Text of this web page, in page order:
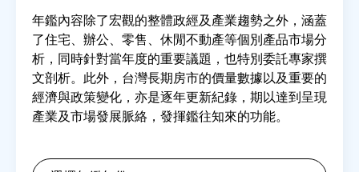
研究獎勵
房地產年鑑
電子報
年鑑內容除了宏觀的整體政經及產業趨勢之外，涵蓋
了住宅、辦公、零售、休閒不動產等個別產品市場分
析，同時針對當年度的重要議題，也特別委託專家撰
文剖析。此外，台灣長期房市的價量數據以及重要的
經濟與政策變化，亦是逐年更新紀錄，期以達到呈現
產業及市場發展脈絡，發揮鑑往知來的功能。